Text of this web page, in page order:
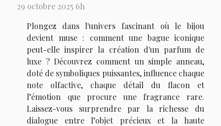
29 octobre 2025 6h
Plongez dans l'univers fascinant où le bijou
devient muse : comment une bague iconique
peut-elle inspirer la création d'un parfum de
luxe ? Découvrez comment un simple anneau,
doté de symboliques puissantes, influence chaque
note olfactive, chaque détail du flacon et
l’émotion que procure une fragrance rare.
Laissez-vous surprendre par la richesse du
dialogue entre l’objet précieux et la haute